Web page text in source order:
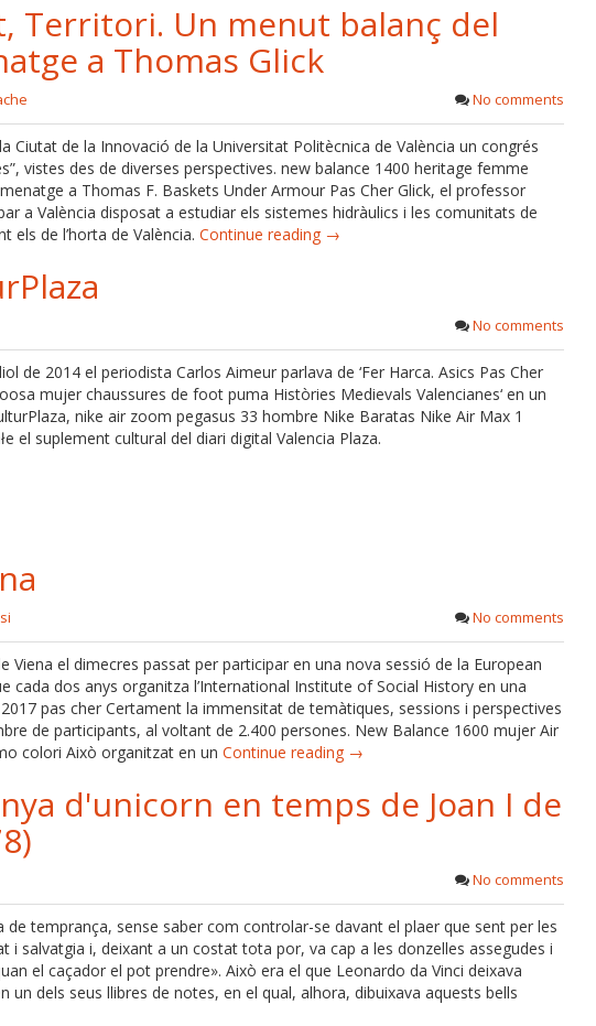
Territori. Un menut balanç del
a Thomas Glick
No comments
Ciutat de la Innovació de la Universitat Politècnica de València un congrés
vistes des de diverses perspectives. new balance 1400 heritage femme
a Thomas F. Baskets Under Armour Pas Cher Glick, el professor
a València disposat a estudiar els sistemes hidràulics i les comunitats de
els de l’horta de València. Continue reading →
No comments
de 2014 el periodista Carlos Aimeur parlava de ‘Fer Harca. Asics Pas Cher
mujer chaussures de foot puma Històries Medievals Valencianes‘ en un
nike air zoom pegasus 33 hombre Nike Baratas Nike Air Max 1
el suplement cultural del diari digital Valencia Plaza.
No comments
Viena el dimecres passat per participar en una nova sessió de la European
cada dos anys organitza l’International Institute of Social History en una
pas cher Certament la immensitat de temàtiques, sessions i perspectives
de participants, al voltant de 2.400 persones. New Balance 1600 mujer Air
colori Això organitzat en un Continue reading →
d'unicorn en temps de Joan I de
No comments
de temprança, sense saber com controlar-se davant el plaer que sent per les
i salvatgia i, deixant a un costat tota por, va cap a les donzelles assegudes i
el caçador el pot prendre». Això era el que Leonardo da Vinci deixava
un dels seus llibres de notes, en el qual, alhora, dibuixava aquests bells